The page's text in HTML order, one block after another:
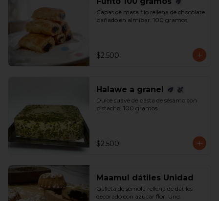
Capas de masa filo rellena de chocolate
bañado en almíbar. 100 gramos
$2.500
Halawe a granel
Dulce suave de pasta de sésamo con
pistacho, 100 gramos
$2.500
Maamul dátiles Unidad
Galleta de sémola rellena de dátiles
decorado con azúcar flor. Und.